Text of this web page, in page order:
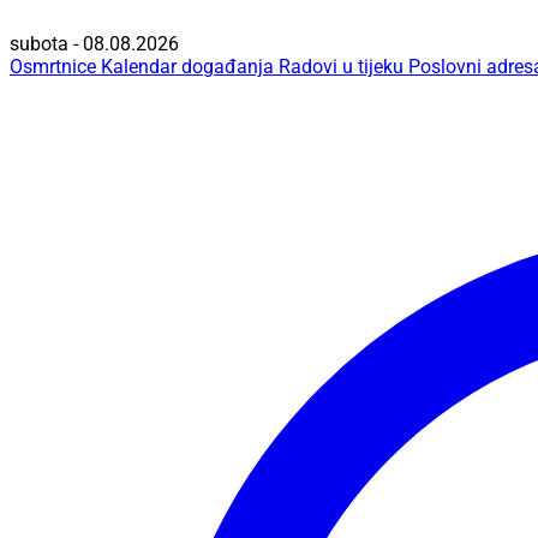
subota - 08.08.2026
Osmrtnice Kalendar događanja Radovi u tijeku Poslovni